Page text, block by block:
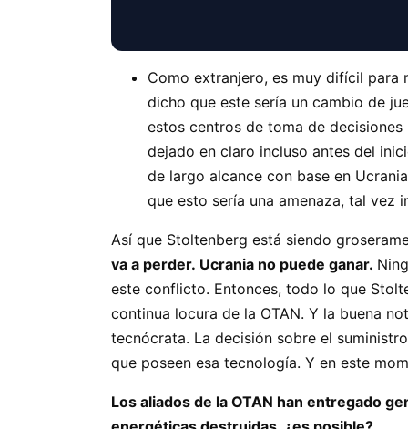
Como extranjero, es muy difícil para
dicho que este sería un cambio de
estos centros de toma de decisiones
dejado en claro incluso antes del
de largo alcance con base en
que esto sería una amenaza, tal vez
Así que Stoltenberg está siendo
va a perder. Ucrania no puede ganar.
este conflicto. Entonces, todo lo que
continua locura de la OTAN. Y la buena
tecnócrata. La decisión sobre el
que poseen esa tecnología. Y en este
Los aliados de la OTAN han entregado